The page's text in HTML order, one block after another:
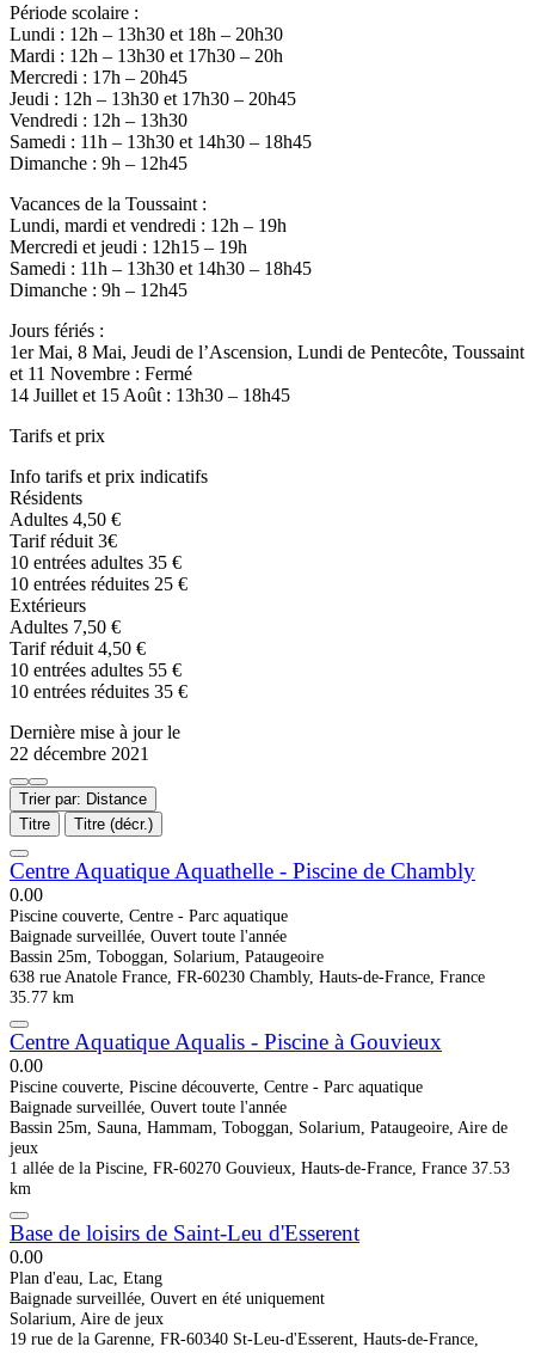
Période scolaire :
Lundi : 12h – 13h30 et 18h – 20h30
Mardi : 12h – 13h30 et 17h30 – 20h
Mercredi : 17h – 20h45
Jeudi : 12h – 13h30 et 17h30 – 20h45
Vendredi : 12h – 13h30
Samedi : 11h – 13h30 et 14h30 – 18h45
Dimanche : 9h – 12h45
Vacances de la Toussaint :
Lundi, mardi et vendredi : 12h – 19h
Mercredi et jeudi : 12h15 – 19h
Samedi : 11h – 13h30 et 14h30 – 18h45
Dimanche : 9h – 12h45
Jours fériés :
1er Mai, 8 Mai, Jeudi de l’Ascension, Lundi de Pentecôte, Toussaint
et 11 Novembre : Fermé
14 Juillet et 15 Août : 13h30 – 18h45
Tarifs et prix
Info tarifs et prix indicatifs
Résidents
Adultes 4,50 €
Tarif réduit 3€
10 entrées adultes 35 €
10 entrées réduites 25 €
Extérieurs
Adultes 7,50 €
Tarif réduit 4,50 €
10 entrées adultes 55 €
10 entrées réduites 35 €
Dernière mise à jour le
22 décembre 2021
Trier par: Distance
Titre
Titre (décr.)
Centre Aquatique Aquathelle - Piscine de Chambly
0.00
Piscine couverte, Centre - Parc aquatique
Baignade surveillée, Ouvert toute l'année
Bassin 25m, Toboggan, Solarium, Pataugeoire
638 rue Anatole France, FR-60230 Chambly, Hauts-de-France, France
35.77 km
Centre Aquatique Aqualis - Piscine à Gouvieux
0.00
Piscine couverte, Piscine découverte, Centre - Parc aquatique
Baignade surveillée, Ouvert toute l'année
Bassin 25m, Sauna, Hammam, Toboggan, Solarium, Pataugeoire, Aire de
jeux
1 allée de la Piscine, FR-60270 Gouvieux, Hauts-de-France, France 37.53
km
Base de loisirs de Saint-Leu d'Esserent
0.00
Plan d'eau, Lac, Etang
Baignade surveillée, Ouvert en été uniquement
Solarium, Aire de jeux
19 rue de la Garenne, FR-60340 St-Leu-d'Esserent, Hauts-de-France,